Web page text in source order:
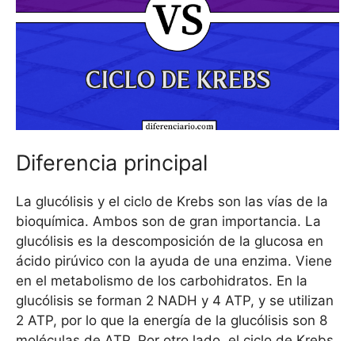
Diferencia principal
La glucólisis y el ciclo de Krebs son las vías de la
bioquímica. Ambos son de gran importancia. La
glucólisis es la descomposición de la glucosa en
ácido pirúvico con la ayuda de una enzima. Viene
en el metabolismo de los carbohidratos. En la
glucólisis se forman 2 NADH y 4 ATP, y se utilizan
2 ATP, por lo que la energía de la glucólisis son 8